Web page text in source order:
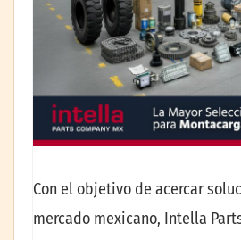
Con el objetivo de acercar
mercado mexicano, Intella